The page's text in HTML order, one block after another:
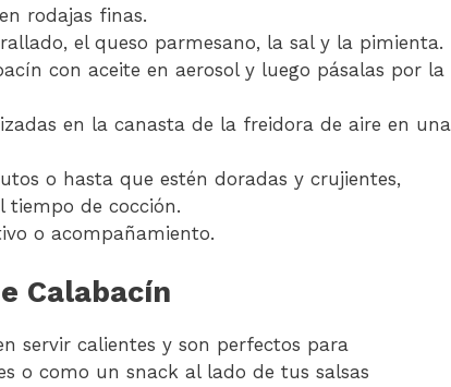
rodajas finas.
el queso parmesano, la sal y la pimienta.
con aceite en aerosol y luego pásalas por la
en la canasta de la freidora de aire en una
o hasta que estén doradas y crujientes,
de cocción.
o acompañamiento.
Calabacín
servir calientes y son perfectos para
o como un snack al lado de tus salsas